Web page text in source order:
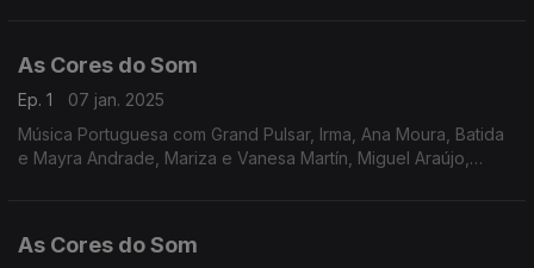
As Cores do Som
Ep. 1
07 jan. 2025
Música Portuguesa com Grand Pulsar, Irma, Ana Moura, Batida
e Mayra Andrade, Mariza e Vanesa Martín, Miguel Araújo,
As Cores do Som